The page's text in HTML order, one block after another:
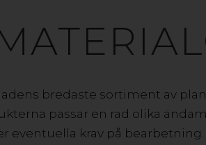
bredaste sortiment av
passar en rad olika
eventuella krav på